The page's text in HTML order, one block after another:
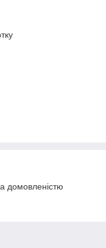
домовленістю